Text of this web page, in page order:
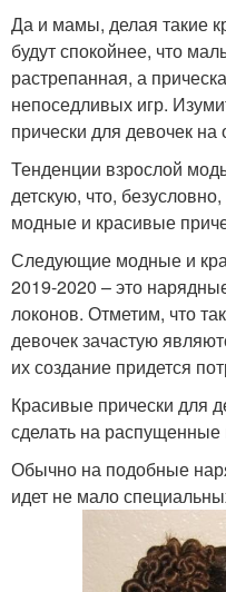
Да и мамы, делая такие
будут спокойнее, что
растрепанная, а
непоседливых игр.
прически для девочек
Тенденции взрослой
детскую, что,
модные и красивые
Следующие модные и
2019-2020 – это
локонов. Отметим, что
девочек зачастую
их создание придется
Красивые прически для
сделать на
Обычно на подобные
идет не мало